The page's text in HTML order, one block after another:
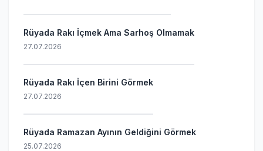
Rüyada Rakı İçmek Ama Sarhoş Olmamak
27.07.2026
Rüyada Rakı İçen Birini Görmek
27.07.2026
Rüyada Ramazan Ayının Geldiğini Görmek
25.07.2026